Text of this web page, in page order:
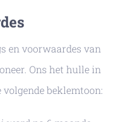
en voorwaardes van
Ons het hulle in
volgende beklemtoon: